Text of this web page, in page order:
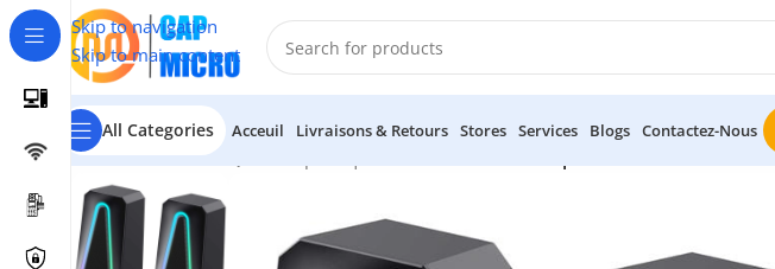
Skip to navigation
Skip to main content
All Categories Acceuil Livraisons & Retours Stores Services Blogs Contactez-Nous
Accueil/INFORMATIQUE